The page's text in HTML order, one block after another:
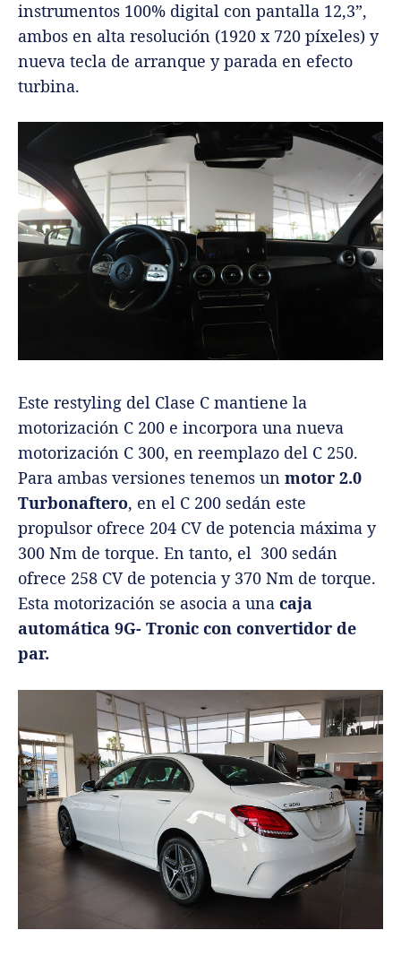
instrumentos 100% digital con pantalla 12,3”,
ambos en alta resolución (1920 x 720 píxeles) y
nueva tecla de arranque y parada en efecto
turbina.
Este restyling del Clase C mantiene la
motorización C 200 e incorpora una nueva
motorización C 300, en reemplazo del C 250.
Para ambas versiones tenemos un motor 2.0
Turbonaftero, en el C 200 sedán este
propulsor ofrece 204 CV de potencia máxima y
300 Nm de torque. En tanto, el 300 sedán
ofrece 258 CV de potencia y 370 Nm de torque.
Esta motorización se asocia a una caja
automática 9G- Tronic con convertidor de
par.